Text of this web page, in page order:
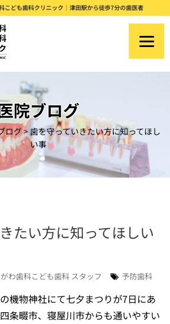
こども歯科クリニック｜津田駅から徒歩7分の歯医者
院ブログ
ログ>歯を守っていきたい方に知ってほし
い事
たい方に知ってほしい
わ歯科こども歯科 スタッフ 予防歯科
機物神社にて七夕まつりが7日にあ
条畷市、寝屋川市からも通いやすい